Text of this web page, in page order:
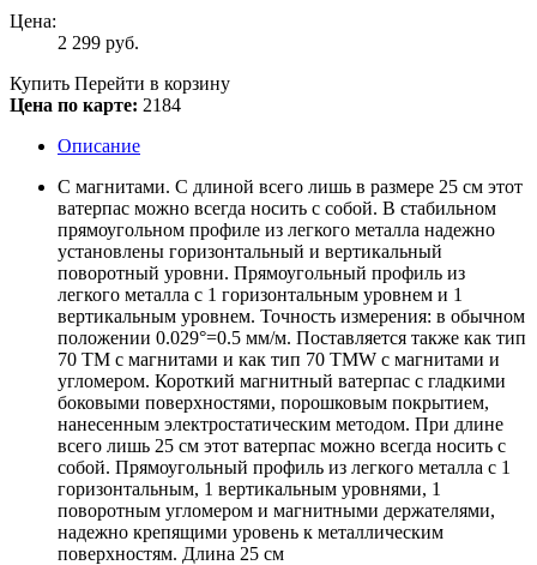
Цена:
2 299 руб.
Купить Перейти в корзину
Цена по карте: 2184
Описание
С магнитами. С длиной всего лишь в размере 25 см этот
ватерпас можно всегда носить с собой. В стабильном
прямоугольном профиле из легкого металла надежно
установлены горизонтальный и вертикальный
поворотный уровни. Прямоугольный профиль из
легкого металла с 1 горизонтальным уровнем и 1
вертикальным уровнем. Точность измерения: в обычном
положении 0.029°=0.5 мм/м. Поставляется также как тип
70 TM с магнитами и как тип 70 TMW с магнитами и
угломером. Короткий магнитный ватерпас с гладкими
боковыми поверхностями, порошковым покрытием,
нанесенным электростатическим методом. При длине
всего лишь 25 см этот ватерпас можно всегда носить с
собой. Прямоугольный профиль из легкого металла с 1
горизонтальным, 1 вертикальным уровнями, 1
поворотным угломером и магнитными держателями,
надежно крепящими уровень к металлическим
поверхностям. Длина 25 см